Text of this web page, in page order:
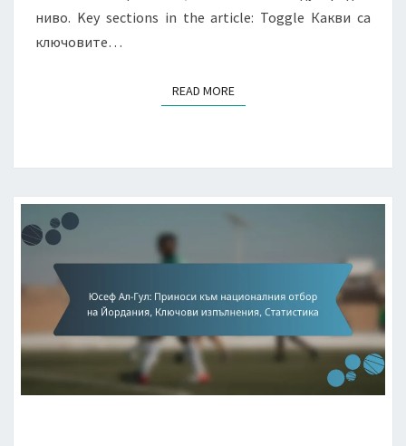
ниво. Key sections in the article: Toggle Какви са
ключовите…
READ MOREREAD MORE